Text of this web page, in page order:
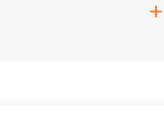
+